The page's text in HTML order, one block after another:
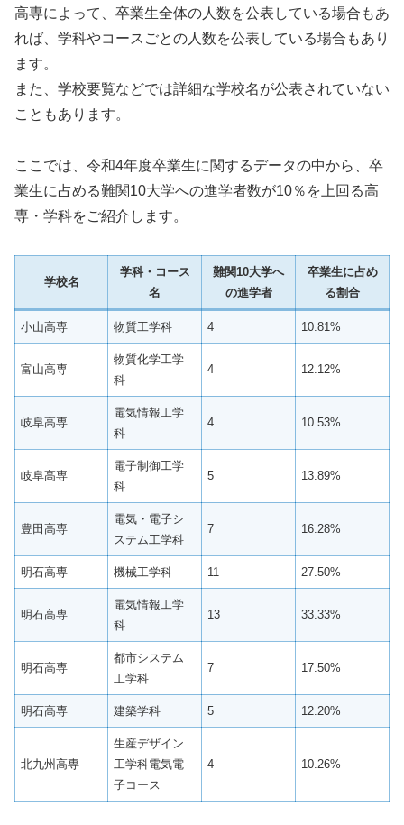
高専によって、卒業生全体の人数を公表している場合もあ
れば、学科やコースごとの人数を公表している場合もあり
ます。
また、学校要覧などでは詳細な学校名が公表されていない
こともあります。
ここでは、令和4年度卒業生に関するデータの中から、卒
業生に占める難関10大学への進学者数が10％を上回る高
専・学科をご紹介します。
学校名
学科・コース
名
難関10大学へ
の進学者
卒業生に占め
る割合
小山高専 物質工学科 4 10.81%
富山高専
物質化学工学
科
4 12.12%
岐阜高専
電気情報工学
科
4 10.53%
岐阜高専
電子制御工学
科
5 13.89%
豊田高専
電気・電子シ
ステム工学科
7 16.28%
明石高専 機械工学科 11 27.50%
明石高専
電気情報工学
科
13 33.33%
明石高専
都市システム
工学科
7 17.50%
明石高専 建築学科 5 12.20%
北九州高専
生産デザイン
工学科電気電
子コース
4 10.26%